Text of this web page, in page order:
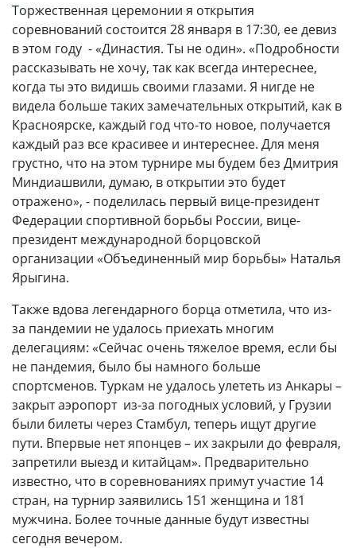
Торжественная церемонии я открытия
соревнований состоится 28 января в 17:30, ее девиз
в этом году - «Династия. Ты не один». «Подробности
рассказывать не хочу, так как всегда интереснее,
когда ты это видишь своими глазами. Я нигде не
видела больше таких замечательных открытий, как в
Красноярске, каждый год что-то новое, получается
каждый раз все красивее и интереснее. Для меня
грустно, что на этом турнире мы будем без Дмитрия
Миндиашвили, думаю, в открытии это будет
отражено», - поделилась первый вице-президент
Федерации спортивной борьбы России, вице-
президент международной борцовской
организации «Объединенный мир борьбы» Наталья
Ярыгина.
Также вдова легендарного борца отметила, что из-
за пандемии не удалось приехать многим
делегациям: «Сейчас очень тяжелое время, если бы
не пандемия, было бы намного больше
спортсменов. Туркам не удалось улететь из Анкары –
закрыт аэропорт из-за погодных условий, у Грузии
были билеты через Стамбул, теперь ищут другие
пути. Впервые нет японцев – их закрыли до февраля,
запретили выезд и китайцам». Предварительно
известно, что в соревнованиях примут участие 14
стран, на турнир заявились 151 женщина и 181
мужчина. Более точные данные будут известны
сегодня вечером.